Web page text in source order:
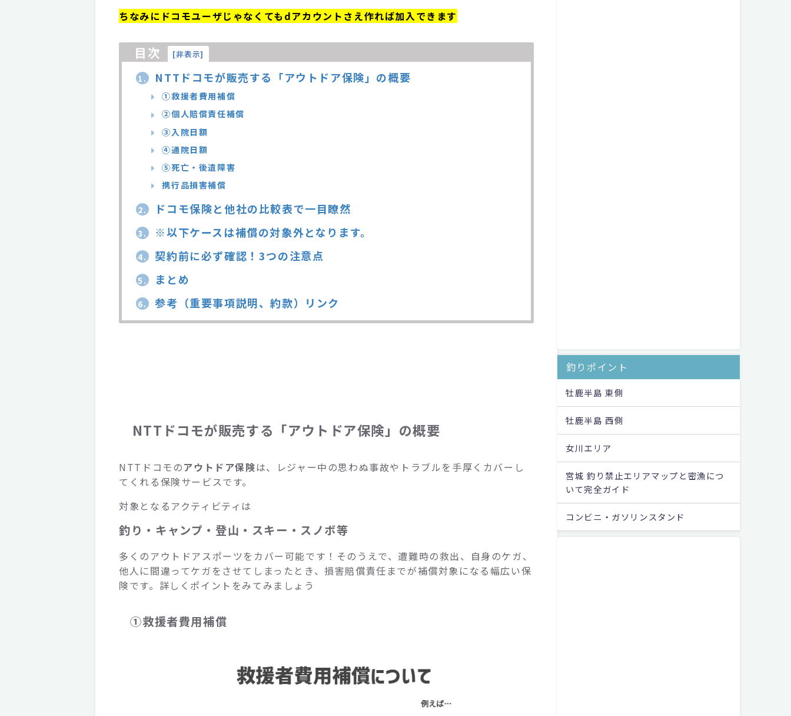
ちなみにドコモユーザじゃなくてもdアカウントさえ作れば加入できます
目次 [非表示]
1. NTTドコモが販売する「アウトドア保険」の概要
①救援者費用補償
②個人賠償責任補償
③入院日額
④通院日額
⑤死亡・後遺障害
携行品損害補償
2. ドコモ保険と他社の比較表で一目瞭然
3. ※以下ケースは補償の対象外となります。
4. 契約前に必ず確認！3つの注意点
5. まとめ
6. 参考（重要事項説明、約款）リンク
NTTドコモが販売する「アウトドア保険」の概要
NTTドコモのアウトドア保険は、レジャー中の思わぬ事故やトラブルを手厚くカバーし
てくれる保険サービスです。
対象となるアクティビティは
釣り・キャンプ・登山・スキー・スノボ等
多くのアウトドアスポーツをカバー可能です！そのうえで、遭難時の救出、自身のケガ、
他人に間違ってケガをさせてしまったとき、損害賠償責任までが補償対象になる幅広い保
険です。詳しくポイントをみてみましょう
①救援者費用補償
釣りポイント
牡鹿半島 東側
牡鹿半島 西側
女川エリア
宮城 釣り禁止エリアマップと密漁につ
いて完全ガイド
コンビニ・ガソリンスタンド